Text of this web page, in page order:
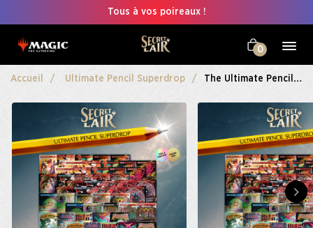
Tous à vos poireaux !
0
Accueil Ultimate Pencil Superdrop The Ultimate Pencil Almost Everything Bundle